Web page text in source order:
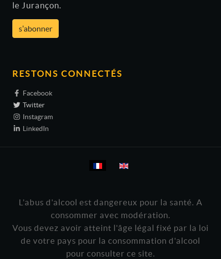
le Jurançon.
s'abonner
RESTONS CONNECTÉS
Facebook
Twitter
Instagram
LinkedIn
Sélectionnez votre langue
L'abus d'alcool est dangereux pour la santé. A
consommer avec modération.
Vous devez avoir atteint l'âge légal fixé par la loi
de votre pays pour la consommation d'alcool
pour consulter ce site.